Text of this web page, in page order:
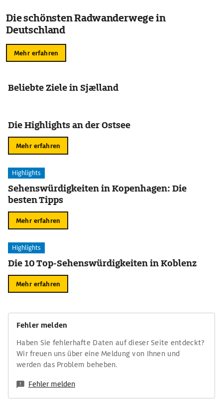
Die schönsten Radwanderwege in
Deutschland
Mehr erfahren
Beliebte Ziele in Sjælland
Die Highlights an der Ostsee
Mehr erfahren
Highlights
Sehenswürdigkeiten in Kopenhagen: Die
besten Tipps
Mehr erfahren
Highlights
Die 10 Top-Sehenswürdigkeiten in Koblenz
Mehr erfahren
Fehler melden
Haben Sie fehlerhafte Daten auf dieser Seite entdeckt?
Wir freuen uns über eine Meldung von Ihnen und
werden das Problem beheben.
Fehler melden